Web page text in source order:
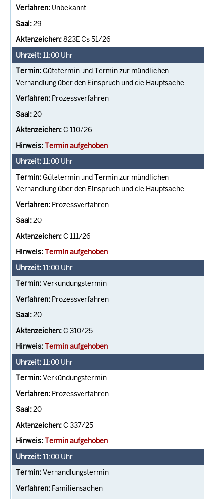
Unbekannt
29
823E Cs 51/26
11:00 Uhr
Gütetermin und Termin zur mündlichen
Verhandlung über den Einspruch und die Hauptsache
Prozessverfahren
20
C 110/26
Termin aufgehoben
11:00 Uhr
Gütetermin und Termin zur mündlichen
Verhandlung über den Einspruch und die Hauptsache
Prozessverfahren
20
C 111/26
Termin aufgehoben
11:00 Uhr
Verkündungstermin
Prozessverfahren
20
C 310/25
Termin aufgehoben
11:00 Uhr
Verkündungstermin
Prozessverfahren
20
C 337/25
Termin aufgehoben
11:00 Uhr
Verhandlungstermin
Familiensachen